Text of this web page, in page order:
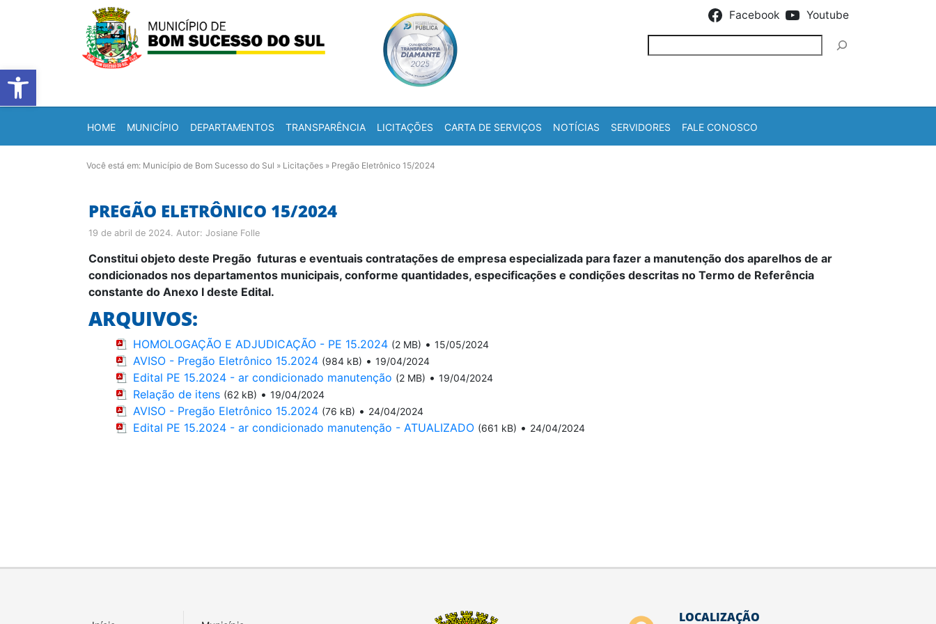
Barra de Ferramentas Aberta
Facebook Youtube
HOME MUNICÍPIO DEPARTAMENTOS TRANSPARÊNCIA LICITAÇÕES CARTA DE SERVIÇOS NOTÍCIAS SERVIDORES FALE CONOSCO
Você está em: Município de Bom Sucesso do Sul » Licitações » Pregão Eletrônico 15/2024
PREGÃO ELETRÔNICO 15/2024
19 de abril de 2024. Autor: Josiane Folle
Constitui objeto deste Pregão futuras e eventuais contratações de empresa especializada para fazer a manutenção dos aparelhos de ar
condicionados nos departamentos municipais, conforme quantidades, especificações e condições descritas no Termo de Referência
constante do Anexo I deste Edital.
ARQUIVOS:
HOMOLOGAÇÃO E ADJUDICAÇÃO - PE 15.2024 (2 MB) • 15/05/2024
AVISO - Pregão Eletrônico 15.2024 (984 kB) • 19/04/2024
Edital PE 15.2024 - ar condicionado manutenção (2 MB) • 19/04/2024
Relação de itens (62 kB) • 19/04/2024
AVISO - Pregão Eletrônico 15.2024 (76 kB) • 24/04/2024
Edital PE 15.2024 - ar condicionado manutenção - ATUALIZADO (661 kB) • 24/04/2024
LOCALIZAÇÃO